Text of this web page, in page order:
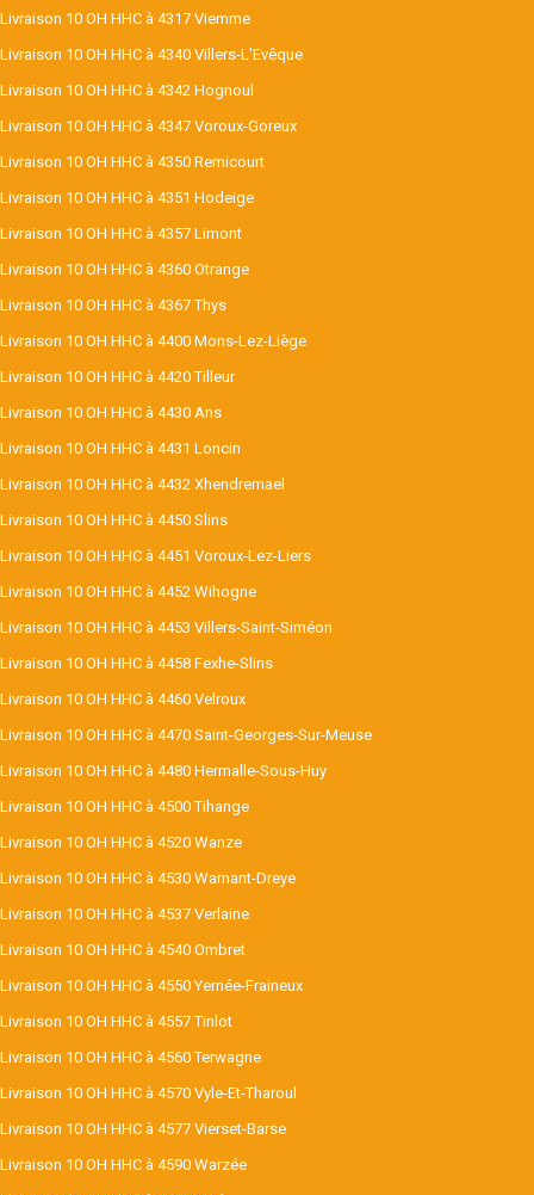
Livraison 10 OH HHC à 4317 Viemme
Livraison 10 OH HHC à 4340 Villers-L'Evêque
Livraison 10 OH HHC à 4342 Hognoul
Livraison 10 OH HHC à 4347 Voroux-Goreux
Livraison 10 OH HHC à 4350 Remicourt
Livraison 10 OH HHC à 4351 Hodeige
Livraison 10 OH HHC à 4357 Limont
Livraison 10 OH HHC à 4360 Otrange
Livraison 10 OH HHC à 4367 Thys
Livraison 10 OH HHC à 4400 Mons-Lez-Liège
Livraison 10 OH HHC à 4420 Tilleur
Livraison 10 OH HHC à 4430 Ans
Livraison 10 OH HHC à 4431 Loncin
Livraison 10 OH HHC à 4432 Xhendremael
Livraison 10 OH HHC à 4450 Slins
Livraison 10 OH HHC à 4451 Voroux-Lez-Liers
Livraison 10 OH HHC à 4452 Wihogne
Livraison 10 OH HHC à 4453 Villers-Saint-Siméon
Livraison 10 OH HHC à 4458 Fexhe-Slins
Livraison 10 OH HHC à 4460 Velroux
Livraison 10 OH HHC à 4470 Saint-Georges-Sur-Meuse
Livraison 10 OH HHC à 4480 Hermalle-Sous-Huy
Livraison 10 OH HHC à 4500 Tihange
Livraison 10 OH HHC à 4520 Wanze
Livraison 10 OH HHC à 4530 Warnant-Dreye
Livraison 10 OH HHC à 4537 Verlaine
Livraison 10 OH HHC à 4540 Ombret
Livraison 10 OH HHC à 4550 Yernée-Fraineux
Livraison 10 OH HHC à 4557 Tinlot
Livraison 10 OH HHC à 4560 Terwagne
Livraison 10 OH HHC à 4570 Vyle-Et-Tharoul
Livraison 10 OH HHC à 4577 Vierset-Barse
Livraison 10 OH HHC à 4590 Warzée